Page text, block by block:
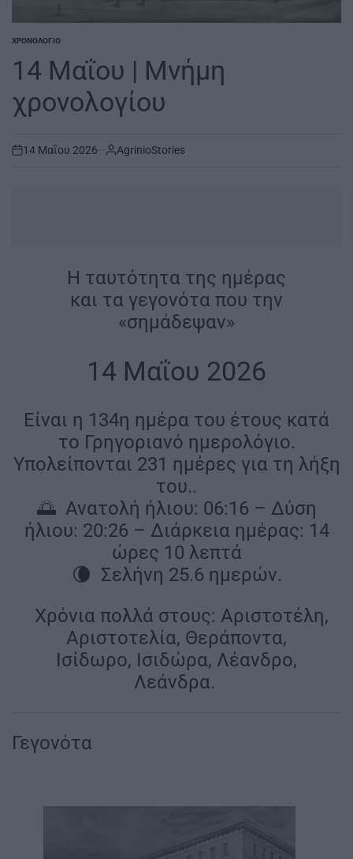
POSTED
ΧΡΟΝΟΛΌΓΙΟ
14 Μαΐου | Μνήμη
χρονολογίου
on
14 Μαΐου 2026 AgrinioStories
Η ταυτότητα της ημέρας
και τα γεγονότα που την
«σημάδεψαν»
14 Μαΐου 2026
Είναι η 134η ημέρα του έτους κατά
το Γρηγοριανό ημερολόγιο.
Υπολείπονται 231 ημέρες για τη λήξη
του..
🌅 Ανατολή ήλιου: 06:16 – Δύση
ήλιου: 20:26 – Διάρκεια ημέρας: 14
ώρες 10 λεπτά
🌘 Σελήνη 25.6 ημερών.
Χρόνια πολλά στους: Αριστοτέλη,
Αριστοτελία, Θεράποντα,
Ισίδωρο, Ισιδώρα, Λέανδρο,
Λεάνδρα.
Γεγονότα